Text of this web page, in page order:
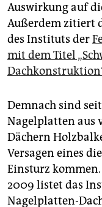
Auswirkung auf
Außerdem zitiert
des Instituts der
mit dem Titel
Demnach sind
Nagelplatten aus
Dächern
Versagen eines
Einsturz
2009 listet das
Nagelplatten-